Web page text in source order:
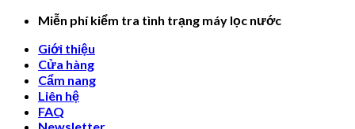
Skip
content
Miễn phí kiểm tra tình trạng máy lọc nước
Giới thiệu
Cửa hàng
Cẩm nang
Liên hệ
FAQ